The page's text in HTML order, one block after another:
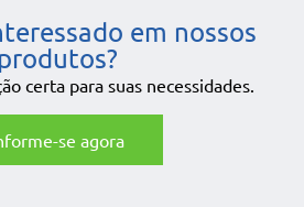
em nossos
produtos?
certa para suas necessidades.
se agora